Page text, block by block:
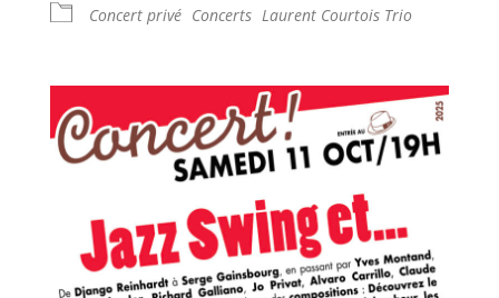
Concert privé Concerts Laurent Courtois Trio